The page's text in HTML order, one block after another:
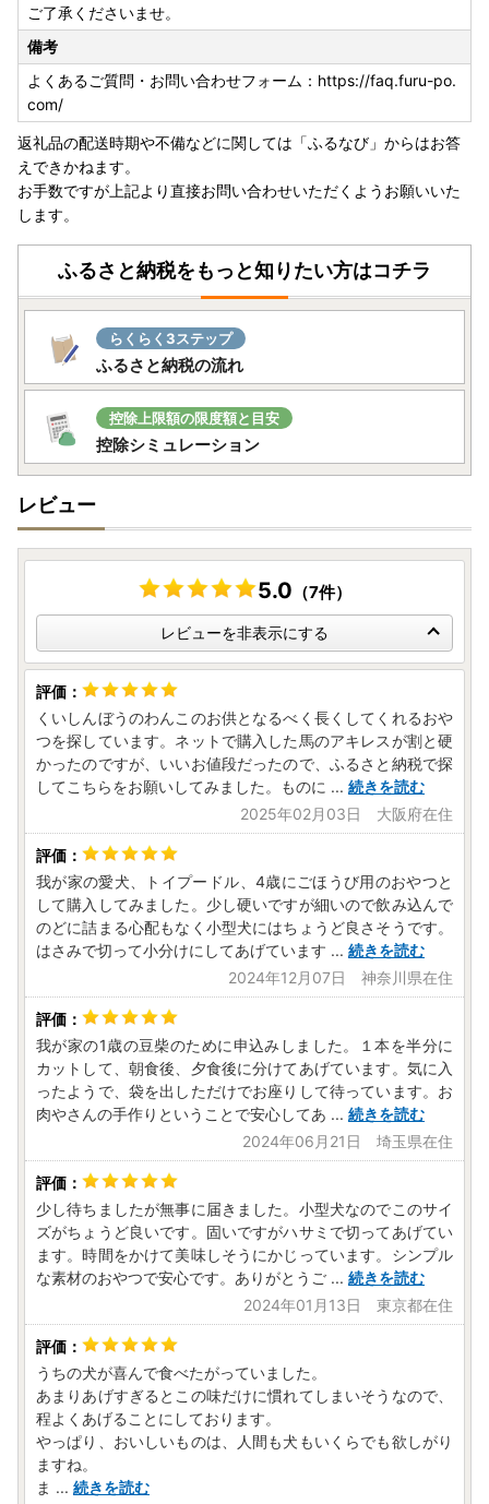
ご了承くださいませ。
備考
よくあるご質問・お問い合わせフォーム：https://faq.furu-po.
com/
返礼品の配送時期や不備などに関しては「ふるなび」からはお答
えできかねます。
お手数ですが上記より直接お問い合わせいただくようお願いいた
します。
ふるさと納税をもっと知りたい方はコチラ
らくらく3ステップ
ふるさと納税の流れ
控除上限額の限度額と目安
控除シミュレーション
レビュー
5.0 （7件）
レビューを非表示にする
くいしんぼうのわんこのお供となるべく長くしてくれるおや
つを探しています。ネットで購入した馬のアキレスが割と硬
かったのですが、いいお値段だったので、ふるさと納税で探
してこちらをお願いしてみました。ものに ... 続きを読む
2025年02月03日 大阪府在住
我が家の愛犬、トイプードル、4歳にごほうび用のおやつと
して購入してみました。少し硬いですが細いので飲み込んで
のどに詰まる心配もなく小型犬にはちょうど良さそうです。
はさみで切って小分けにしてあげています ... 続きを読む
2024年12月07日 神奈川県在住
我が家の1歳の豆柴のために申込みしました。１本を半分に
カットして、朝食後、夕食後に分けてあげています。気に入
ったようで、袋を出しただけでお座りして待っています。お
肉やさんの手作りということで安心してあ ... 続きを読む
2024年06月21日 埼玉県在住
少し待ちましたが無事に届きました。小型犬なのでこのサイ
ズがちょうど良いです。固いですがハサミで切ってあげてい
ます。時間をかけて美味しそうにかじっています。シンプル
な素材のおやつで安心です。ありがとうご ... 続きを読む
2024年01月13日 東京都在住
うちの犬が喜んで食べたがっていました。
あまりあげすぎるとこの味だけに慣れてしまいそうなので、
程よくあげることにしております。
やっぱり、おいしいものは、人間も犬もいくらでも欲しがり
ますね。
ま ... 続きを読む